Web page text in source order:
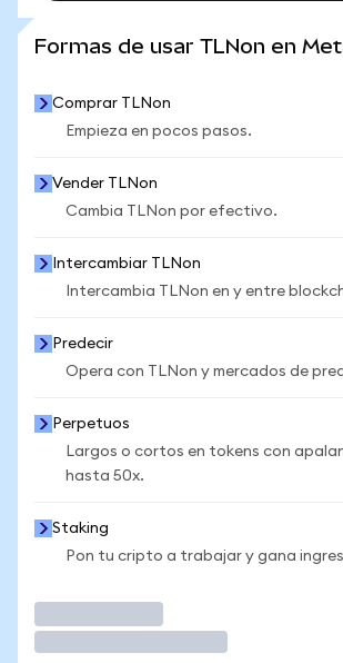
Formas de usar TLNon en
Comprar TLNon
Empieza en pocos pasos.
Vender TLNon
Cambia TLNon por efectivo.
Intercambiar TLNon
Intercambia TLNon en y entre
Predecir
Opera con TLNon y mercados de
Perpetuos
Largos o cortos en tokens con
hasta 50x.
Staking
Pon tu cripto a trabajar y gana